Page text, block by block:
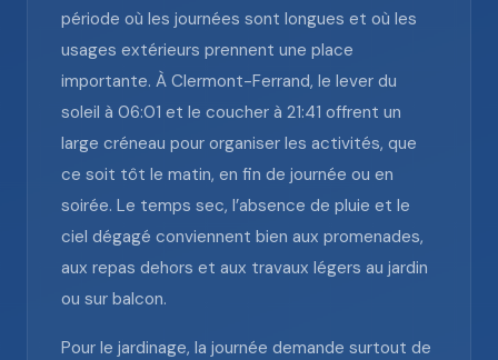
période où les journées sont longues et où les
usages extérieurs prennent une place
importante. À Clermont-Ferrand, le lever du
soleil à 06:01 et le coucher à 21:41 offrent un
large créneau pour organiser les activités, que
ce soit tôt le matin, en fin de journée ou en
soirée. Le temps sec, l’absence de pluie et le
ciel dégagé conviennent bien aux promenades,
aux repas dehors et aux travaux légers au jardin
ou sur balcon.
Pour le jardinage, la journée demande surtout de